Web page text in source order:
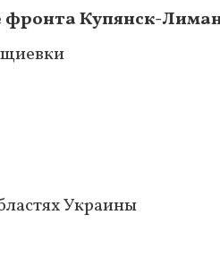
фронта Купянск-
Украины